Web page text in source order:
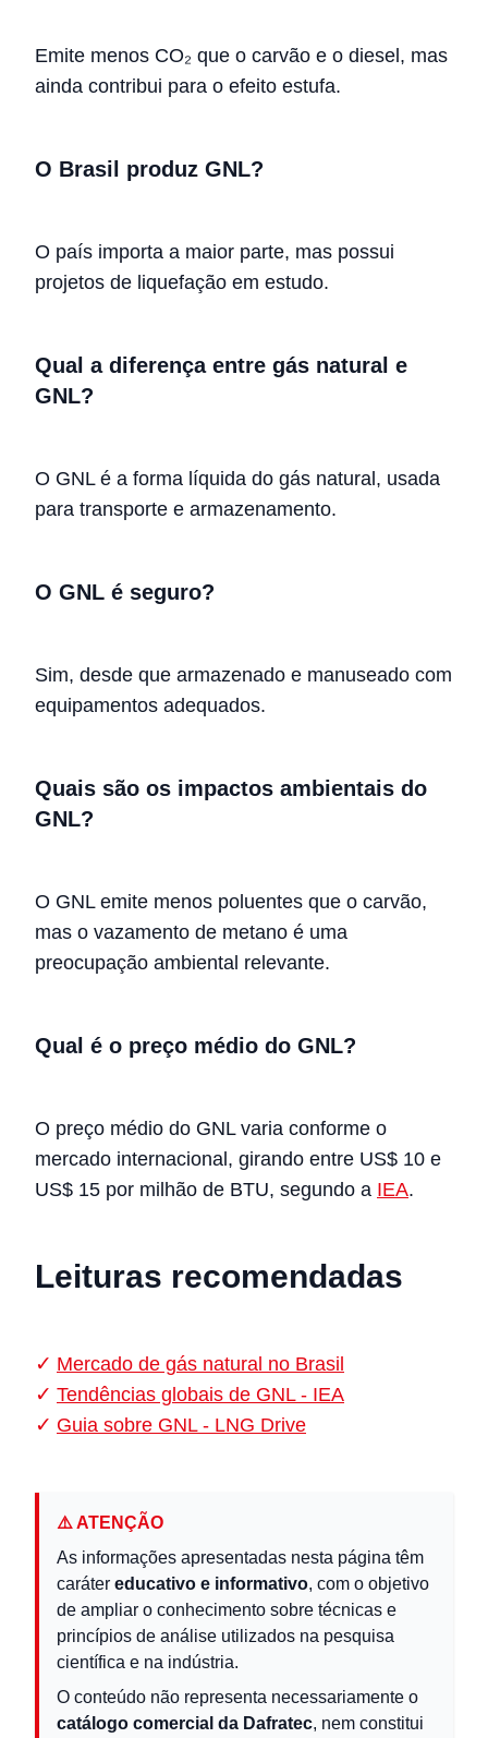
Emite menos CO₂ que o carvão e o diesel, mas
ainda contribui para o efeito estufa.
O Brasil produz GNL?
O país importa a maior parte, mas possui
projetos de liquefação em estudo.
Qual a diferença entre gás natural e
GNL?
O GNL é a forma líquida do gás natural, usada
para transporte e armazenamento.
O GNL é seguro?
Sim, desde que armazenado e manuseado com
equipamentos adequados.
Quais são os impactos ambientais do
GNL?
O GNL emite menos poluentes que o carvão,
mas o vazamento de metano é uma
preocupação ambiental relevante.
Qual é o preço médio do GNL?
O preço médio do GNL varia conforme o
mercado internacional, girando entre US$ 10 e
US$ 15 por milhão de BTU, segundo a IEA.
Leituras recomendadas
Mercado de gás natural no Brasil
Tendências globais de GNL - IEA
Guia sobre GNL - LNG Drive
⚠️ ATENÇÃO
As informações apresentadas nesta página têm
caráter educativo e informativo, com o objetivo
de ampliar o conhecimento sobre técnicas e
princípios de análise utilizados na pesquisa
científica e na indústria.
O conteúdo não representa necessariamente o
catálogo comercial da Dafratec, nem constitui